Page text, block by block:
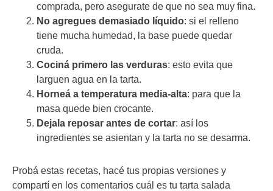
comprada, pero asegurate de que no sea muy fina.
No agregues demasiado líquido: si el relleno
tiene mucha humedad, la base puede quedar
cruda.
Cociná primero las verduras: esto evita que
larguen agua en la tarta.
Horneá a temperatura media-alta: para que la
masa quede bien crocante.
Dejala reposar antes de cortar: así los
ingredientes se asientan y la tarta no se desarma.
Probá estas recetas, hacé tus propias versiones y
compartí en los comentarios cuál es tu tarta salada